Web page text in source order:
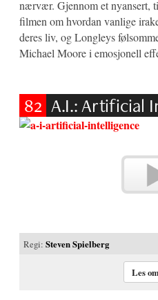
nærvær. Gjennom et nyansert,
filmen om hvordan vanlige
deres liv, og Longleys
Michael Moore i emosjonell
82 A.I.: Artificial
Regi:Steven Spielberg
Les